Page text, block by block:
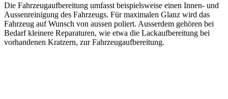
Die Fahrzeugaufbereitung umfasst beispielsweise einen Innen- und
Aussenreinigung des Fahrzeugs. Für maximalen Glanz wird das
Fahrzeug auf Wunsch von aussen poliert. Ausserdem gehören bei
Bedarf kleinere Reparaturen, wie etwa die Lackaufbereitung bei
vorhandenen Kratzern, zur Fahrzeugaufbereitung.